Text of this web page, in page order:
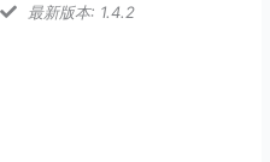
最新版本: 1.4.2